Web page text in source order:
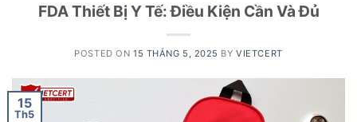
FDA Thiết Bị Y Tế: Điều Kiện Cần Và Đủ
POSTED ON 15 THÁNG 5, 2025 BYVIETCERT
15
Th5